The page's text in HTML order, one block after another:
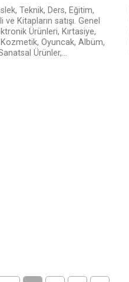
Teknik, Ders, Eğitim,
ve Kitapların satışı. Genel
Ürünleri, Kırtasiye,
Oyuncak, Albüm,
Ürünler,...